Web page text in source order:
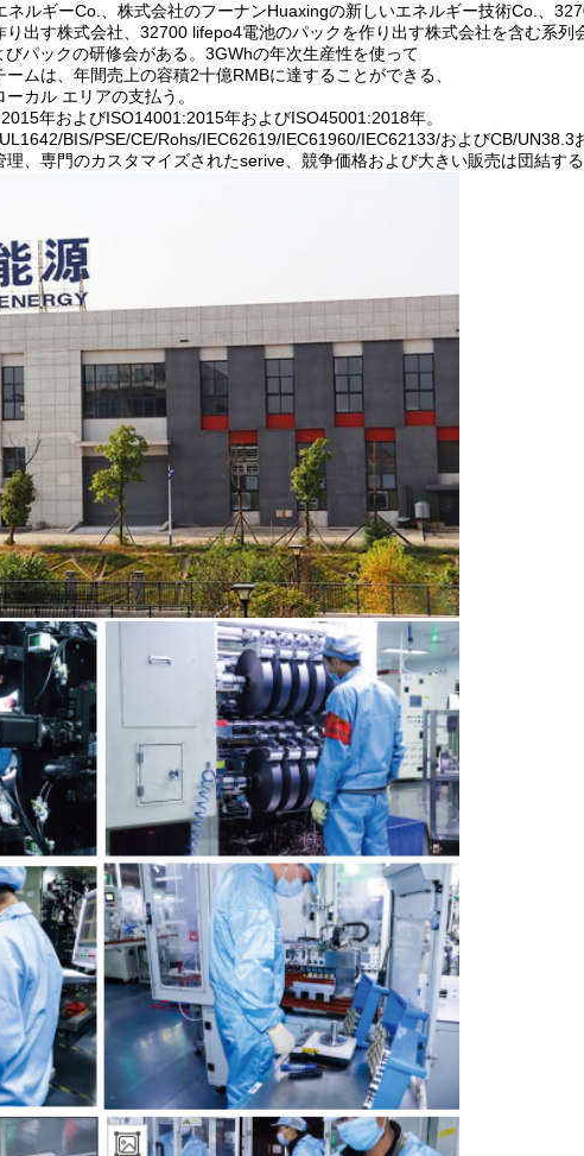
ルギーCo.、株式会社のフーナンHuaxingの新しいエネルギー技術Co.、
出す株式会社、32700 lifepo4電池のパックを作り出す株式会社を含む系列
パックの研修会がある。3GWhの年次生産性を使って
ムは、年間売上の容積2十億RMBに達することができる、
カル エリアの支払う。
年およびISO14001:2015年およびISO45001:2018年。
BIS/PSE/CE/Rohs/IEC62619/IEC61960/IEC62133/およびCB/UN38.3
、専門のカスタマイズされたserive、競争価格および大きい販売は団結する